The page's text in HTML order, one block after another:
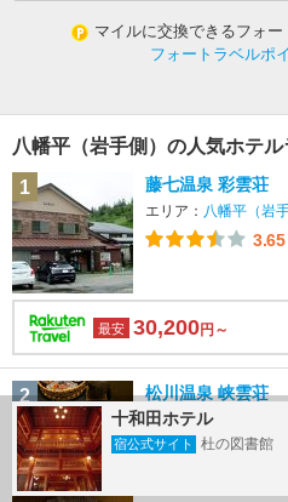
マイルに交換できるフォ
フォートラベルポ
八幡平（岩手側）の人気ホテ
1
藤七温泉 彩雲荘
エリア： 八幡平（岩手
3.65
最安 30,200円～
2 松川温泉 峡雲荘
エリア： 八幡平（岩手
3.65
十和田ホテル
宿公式サイト 杜の図書館